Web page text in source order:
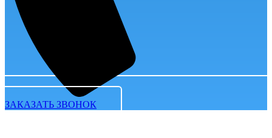
ЗАКАЗАТЬ ЗВОНОК